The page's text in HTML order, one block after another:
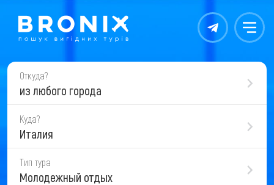
Контакты Меню
Откуда?
из любого города
Куда?
Италия
Тип тура
Молодежный отдых